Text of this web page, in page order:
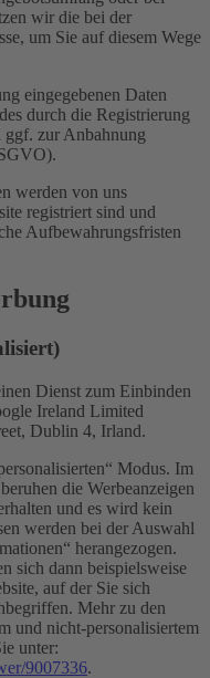
wir die bei der
um Sie auf diesem Wege
eingegebenen Daten
durch die Registrierung
ggf. zur Anbahnung
werden von uns
registriert sind und
Aufbewahrungsfristen
Dienst zum Einbinden
Ireland Limited
Dublin 4, Irland.
Modus. Im
die Werbeanzeigen
und es wird kein
werden bei der Auswahl
herangezogen.
sich dann beispielsweise
auf der Sie sich
Mehr zu den
und nicht-personalisiertem
unter:
9007336.